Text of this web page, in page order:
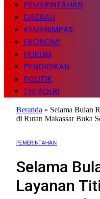
PEMERINTAHAN
DAERAH
KEMENIMPAS
EKONOMI
HUKUM
PENDIDIKAN
POLITIK
TNI POLRI
Beranda » Selama Bulan
di Rutan Makassar Buka
PEMERINTAHAN
Selama
Layanan